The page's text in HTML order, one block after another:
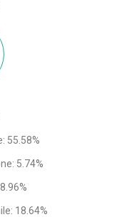
55.58%
5.74%
18.64%